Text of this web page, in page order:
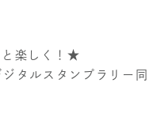
楽しく！★
タルスタンプラリー同